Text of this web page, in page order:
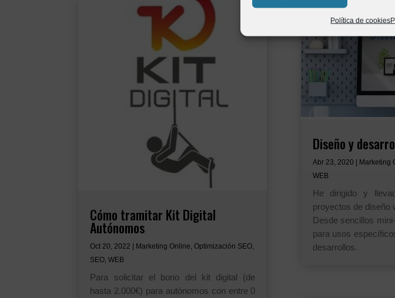
Política de cookies
Cómo tramitar Kit Digital
Autónomos
Oct 20, 2022 | Marketing Online ,Optimización SEO
SEO ,WEB
Para solicitar el bono del kit digital (de
hasta 2.000€) para autónomos con entre 0
Diseño y
Abr 23, 2020 Marketing
WEB
He dirigido y
proyectos de diseño
Desde sencillos
para usos
desarrollos.